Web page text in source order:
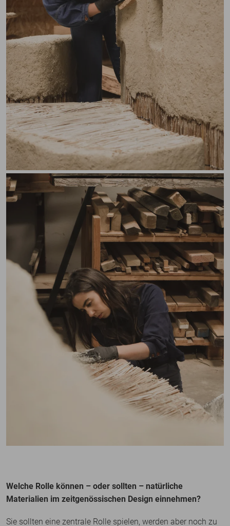
Welche Rolle können – oder sollten – natürliche
Materialien im zeitgenössischen Design einnehmen?
Sie sollten eine zentrale Rolle spielen, werden aber noch zu